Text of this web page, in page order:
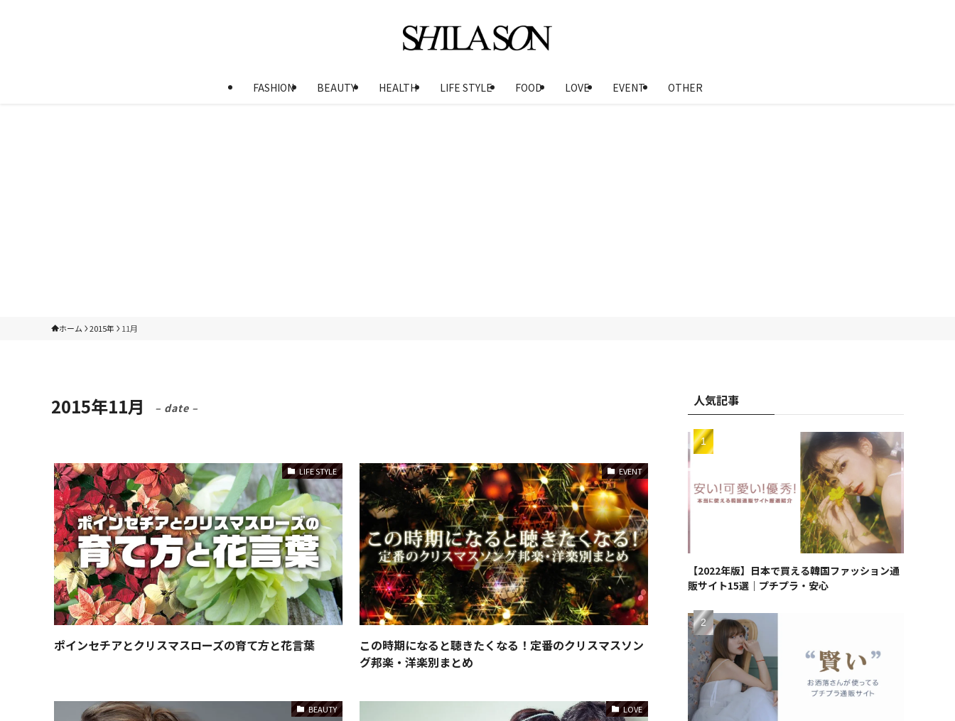
FASHION BEAUTY HEALTH LIFE STYLE FOOD LOVE EVENT OTHER
ホーム 2015年 11月
2015年11月 – date –
LIFE STYLE
ポインセチアとクリスマスローズの育て方と花言葉
EVENT
この時期になると聴きたくなる！定番のクリスマスソン
グ邦楽・洋楽別まとめ
BEAUTY LOVE
人気記事
【2022年版】日本で買える韓国ファッション通
販サイト15選｜プチプラ・安心